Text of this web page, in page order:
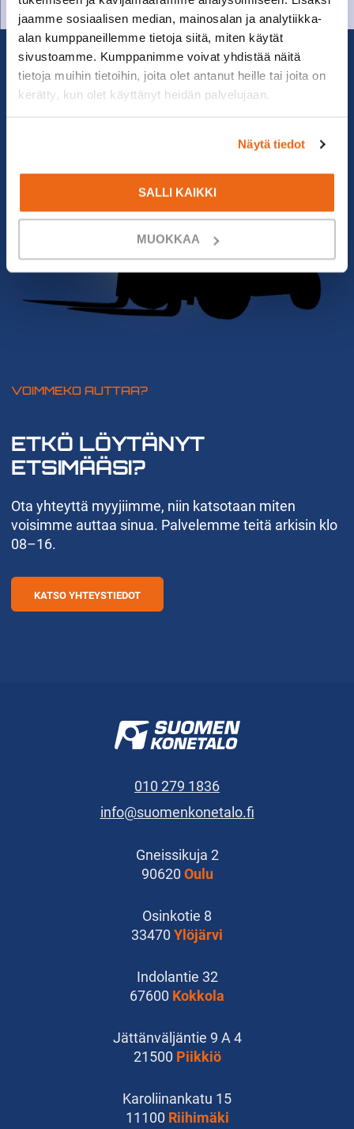
jaamme sosiaalisen median, mainosalan ja analytiikka-
alan kumppaneillemme tietoja siitä, miten käytät
sivustoamme. Kumppanimme voivat yhdistää näitä
tietoja muihin tietoihin, joita olet antanut heille tai joita on
kerätty, kun olet käyttänyt heidän palvelujaan.
Näytä tiedot
SALLI KAIKKI
MUOKKAA
VOIMMEKO AUTTAA?
ETKÖ LÖYTÄNYT
ETSIMÄÄSI?
Ota yhteyttä myyjiimme, niin katsotaan miten
voisimme auttaa sinua. Palvelemme teitä arkisin klo
08–16.
KATSO YHTEYSTIEDOT
010 279 1836
info@suomenkonetalo.fi
Gneissikuja 2
90620 Oulu
Osinkotie 8
33470 Ylöjärvi
Indolantie 32
67600 Kokkola
Jättänväljäntie 9 A 4
21500 Piikkiö
Karoliinankatu 15
11100 Riihimäki